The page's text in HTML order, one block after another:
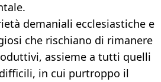
demaniali ecclesiastiche e
che rischiano di rimanere
assieme a tutti quelli
in cui purtroppo il